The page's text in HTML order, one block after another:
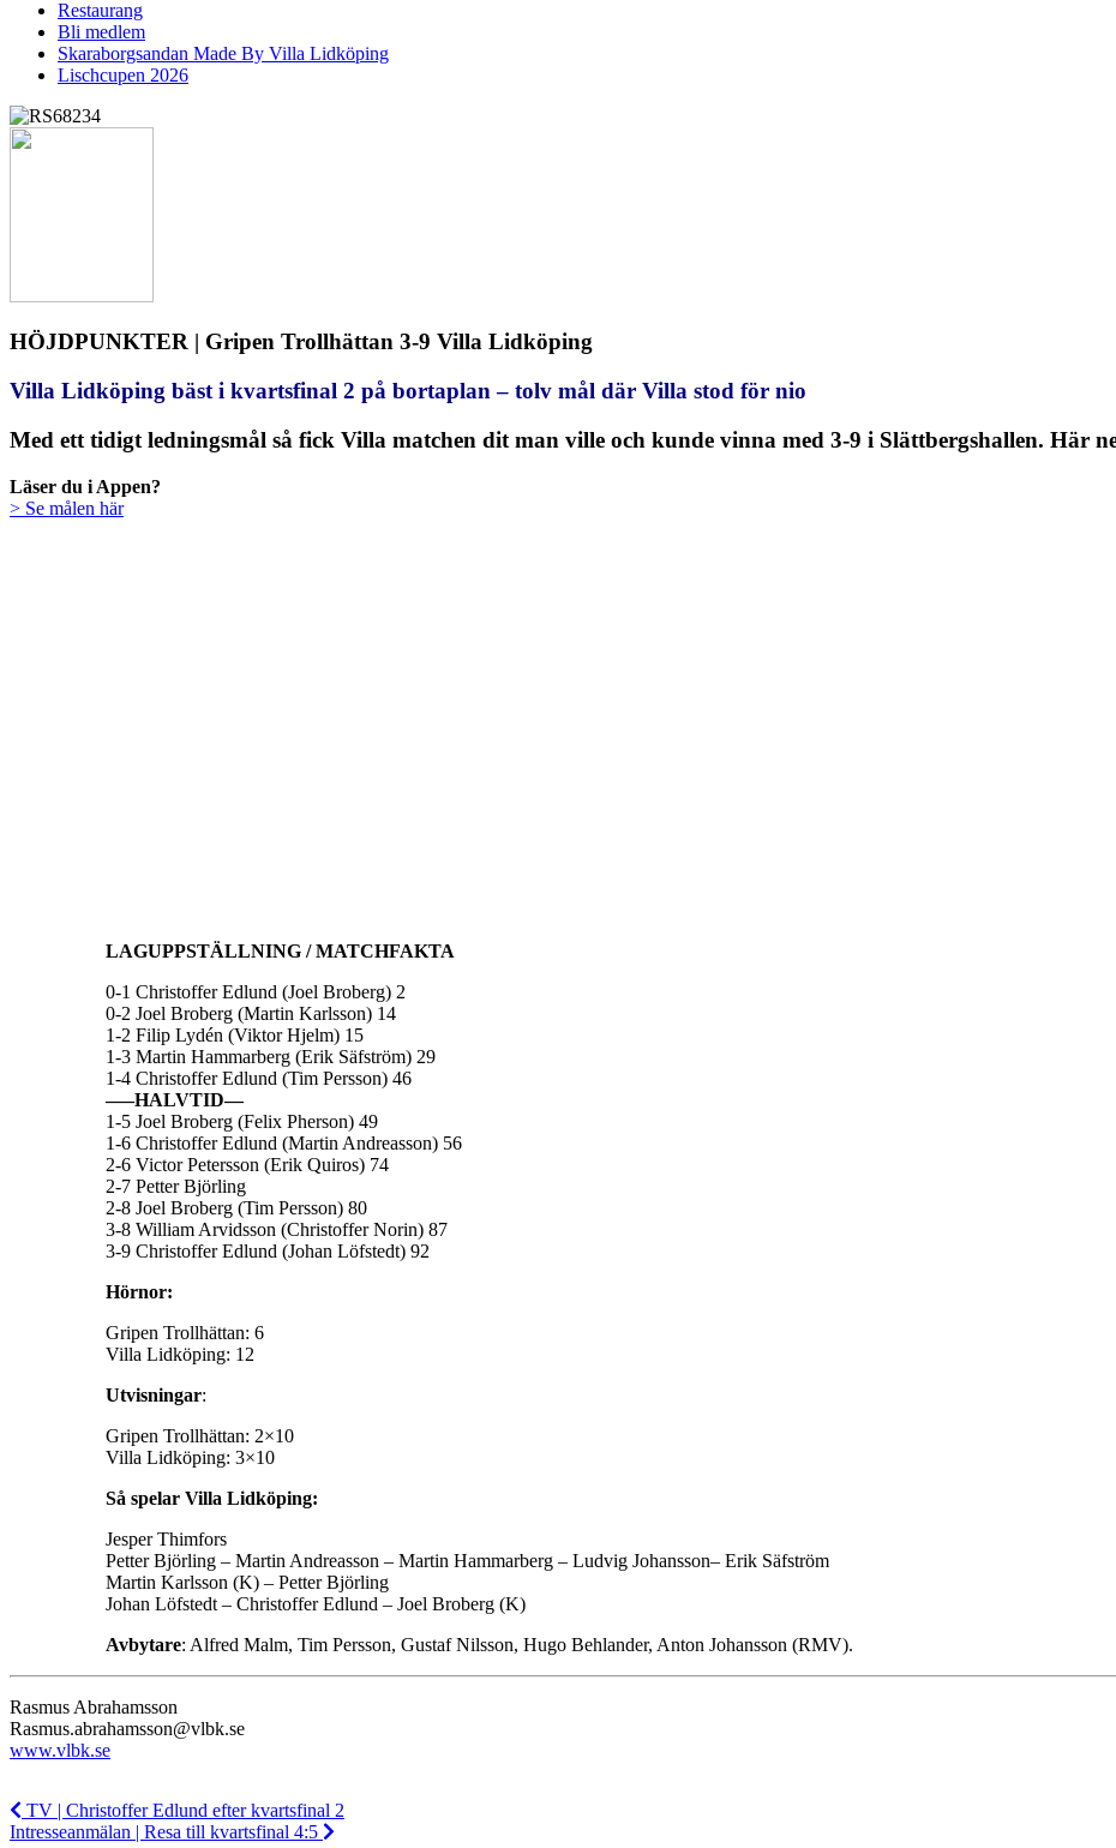
Restaurang
Bli medlem
Skaraborgsandan Made By Villa Lidköping
Lischcupen 2026
HÖJDPUNKTER | Gripen Trollhättan 3-9 Villa Lidköping
Villa Lidköping bäst i kvartsfinal 2 på bortaplan – tolv mål där Villa stod för nio
Med ett tidigt ledningsmål så fick Villa matchen dit man ville och kunde vinna med 3-9 i Slättbergshallen. Här
Läser du i Appen?
> Se målen här
LAGUPPSTÄLLNING / MATCHFAKTA
0-1 Christoffer Edlund (Joel Broberg) 2
0-2 Joel Broberg (Martin Karlsson) 14
1-2 Filip Lydén (Viktor Hjelm) 15
1-3 Martin Hammarberg (Erik Säfström) 29
1-4 Christoffer Edlund (Tim Persson) 46
—–HALVTID—
1-5 Joel Broberg (Felix Pherson) 49
1-6 Christoffer Edlund (Martin Andreasson) 56
2-6 Victor Petersson (Erik Quiros) 74
2-7 Petter Björling
2-8 Joel Broberg (Tim Persson) 80
3-8 William Arvidsson (Christoffer Norin) 87
3-9 Christoffer Edlund (Johan Löfstedt) 92
Hörnor:
Gripen Trollhättan: 6
Villa Lidköping: 12
Utvisningar:
Gripen Trollhättan: 2×10
Villa Lidköping: 3×10
Så spelar Villa Lidköping:
Jesper Thimfors
Petter Björling – Martin Andreasson – Martin Hammarberg – Ludvig Johansson– Erik Säfström
Martin Karlsson (K) – Petter Björling
Johan Löfstedt – Christoffer Edlund – Joel Broberg (K)
Avbytare: Alfred Malm, Tim Persson, Gustaf Nilsson, Hugo Behlander, Anton Johansson (RMV).
Rasmus Abrahamsson
Rasmus.abrahamsson@vlbk.se
www.vlbk.se
TV | Christoffer Edlund efter kvartsfinal 2
Intresseanmälan | Resa till kvartsfinal 4:5